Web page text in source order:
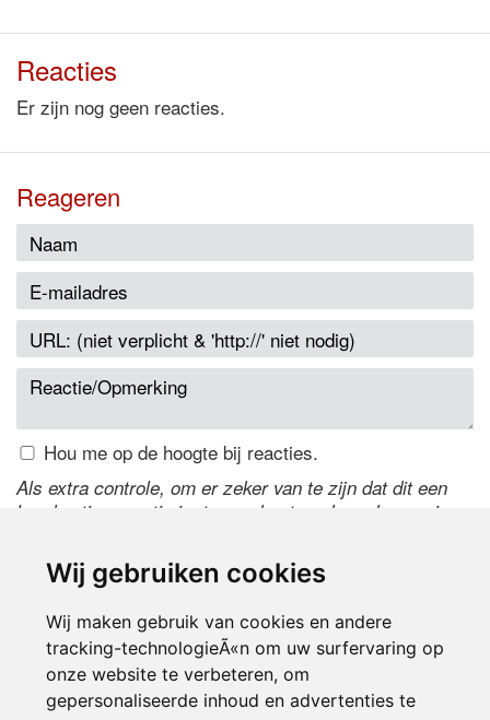
Wij gebruiken cookies
Wij maken gebruik van cookies en andere
tracking-technologieÃ«n om uw surfervaring op
onze website te verbeteren, om
gepersonaliseerde inhoud en advertenties te
Reacties
Er zijn nog geen reacties.
Reageren
Hou me op de hoogte bij reacties.
Als extra controle, om er zeker van te zijn dat dit een
handmatige reactie is, typ onderstaande code over in
de code te wijzigen.